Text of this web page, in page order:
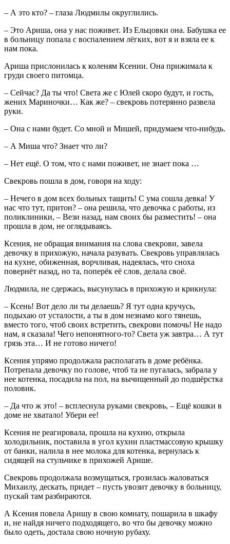
– А это кто? – глаза Людмилы округлились.
– Это Ариша, она у нас поживет. Из Ельцовки она. Бабушка ее
в больницу попала с воспалением лёгких, вот я и взяла ее к
нам пока.
Ариша прислонилась к коленям Ксении. Она прижимала к
груди своего питомца.
– Сейчас? Да ты что! Света же с Юлей скоро будут, и гость,
жених Мариночки… Как же? – свекровь потерянно развела
руки.
– Она с нами будет. Со мной и Мишей, придумаем что-нибудь.
– А Миша что? Знает что ли?
– Нет ещё. О том, что с нами поживет, не знает пока …
Свекровь пошла в дом, говоря на ходу:
– Нечего в дом всех больных тащить! С ума сошла девка! У
нас что тут, притон? – она решила, что девочка с работы, из
поликлиники, – Вези назад, нам своих бы разместить! – она
прошла в дом, не оглядываясь.
Ксения, не обращая внимания на слова свекрови, завела
девочку в прихожую, начала разувать. Свекровь управлялась
на кухне, обиженная, ворчливая, надеялась, что сноха
повернёт назад, но та, поперёк её слов, делала своё.
Людмила, не сдержась, высунулась в прихожую и крикнула:
– Ксень! Вот дело ли ты делаешь? Я тут одна кручусь,
подыхаю от усталости, а ты в дом незнамо кого тянешь,
вместо того, чтоб своих встретить, свекрови помочь! Не надо
нам, я сказала! Чего непонятного-то? Света уж завтра… А тут
грязь эта… И не готово ничего!
Ксения упрямо продолжала располагать в доме ребёнка.
Потрепала девочку по голове, чтоб та не пугалась, забрала у
нее котенка, посадила на пол, на вычищенный до подшёрстка
половик.
– Да что ж это! – всплеснула руками свекровь, – Ещё кошки в
доме не хватало! Убери ее!
Ксения не реагировала, прошла на кухню, открыла
холодильник, поставила в угол кухни пластмассовую крышку
от банки, налила в нее молока для котенка, вернулась к
сидящей на стульчике в прихожей Арише.
Свекровь продолжала возмущаться, грозилась жаловаться
Михаилу, дескать, придет – пусть увозит девочку в больницу,
пускай там разбираются.
А Ксения повела Аришу в свою комнату, пошарила в шкафу
и, не найдя ничего подходящего, во что бы девочку можно
было одеть, достала свою ночную рубаху.